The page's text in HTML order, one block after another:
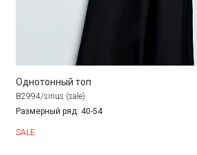
Однотонный топ
B2994/sirius (sale)
Размерный ряд: 40-54
SALE